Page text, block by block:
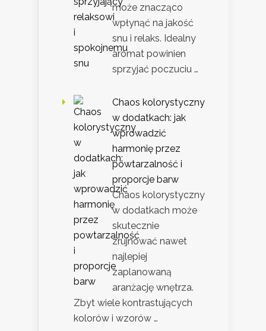
może znacząco
wpłynąć na jakość
snu i relaks. Idealny
aromat powinien
sprzyjać poczuciu …
Chaos kolorystyczny
w dodatkach: jak
wprowadzić
harmonię przez
powtarzalność i
proporcje barw
Chaos kolorystyczny
w dodatkach może
skutecznie
zrujnować nawet
najlepiej
zaplanowaną
aranżację wnętrza.
Zbyt wiele kontrastujących
kolorów i wzorów …